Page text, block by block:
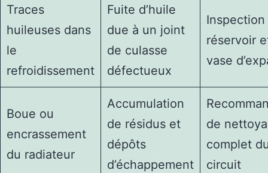
Traces
huileuses dans
le
refroidissement
Fuite d’huile
due à un joint
de culasse
défectueux
réservoir
vase
Boue ou
encrassement
du radiateur
Accumulation
de résidus et
dépôts
d’échappement
de
complet
circuit